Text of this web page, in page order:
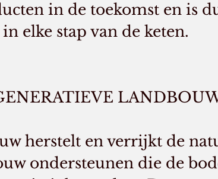
in de toekomst en is
in elke stap van de keten.
herstelt en verrijkt de
ondersteunen die de